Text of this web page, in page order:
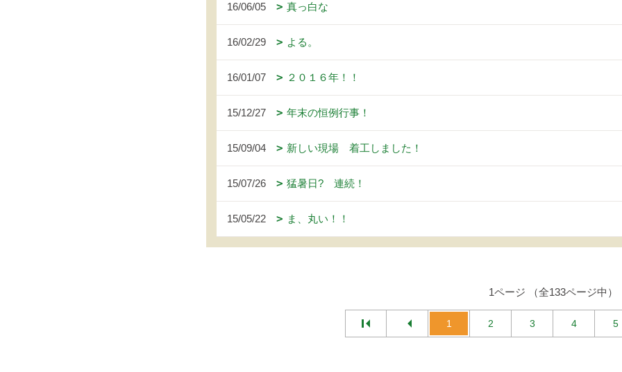
16/06/05 真っ白な
16/02/29 よる。
16/01/07 ２０１６年！！
15/12/27 年末の恒例行事！
15/09/04 新しい現場 着工しました！
15/07/26 猛暑日? 連続！
15/05/22 ま、丸い！！
1ページ （全133ページ中）
1 2 3 4 5